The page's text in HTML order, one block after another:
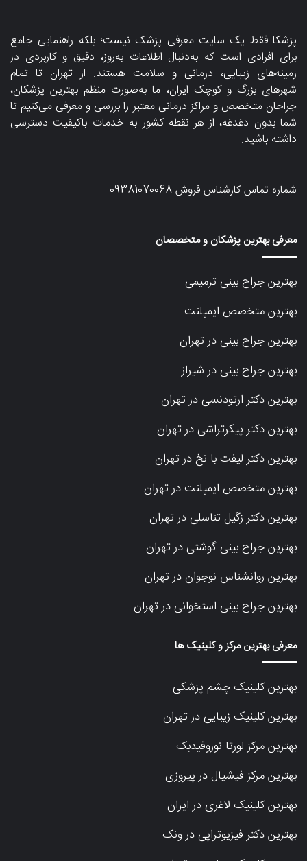
پزشکا فقط یک سایت معرفی پزشک نیست؛ بلکه راهنمایی جامع
برای افرادی است که به‌دنبال اطلاعات به‌روز، دقیق و کاربردی در
زمینه‌های زیبایی، درمانی و سلامت هستند. از تهران تا تمام
شهرهای بزرگ و کوچک ایران، ما به‌صورت منظم بهترین پزشکان،
جراحان متخصص و مراکز درمانی معتبر را بررسی و معرفی می‌کنیم تا
شما بدون دغدغه، از هر نقطه کشور به خدمات باکیفیت دسترسی
داشته باشید.
شماره تماس کارشناس فروش09381070068
معرفی بهترین پزشکان و متخصصان
بهترین جراح بینی ترمیمی
بهترین متخصص ایمپلنت
بهترین جراح بینی در تهران
بهترین جراح بینی در شیراز
بهترین دکتر ارتودنسی در تهران
بهترین دکتر پیکرتراشی در تهران
بهترین دکتر لیفت با نخ در تهران
بهترین متخصص ایمپلنت در تهران
بهترین دکتر زگیل تناسلی در تهران
بهترین جراح بینی گوشتی در تهران
بهترین روانشناس نوجوان در تهران
بهترین جراح بینی استخوانی در تهران
معرفی بهترین مرکز و کلینیک ها
بهترین کلینیک چشم پزشکی
بهترین کلینیک زیبایی در تهران
بهترین مرکز لورتا نوروفیدبک
بهترین مرکز فیشیال در پیروزی
بهترین کلینیک لاغری در ایران
بهترین دکتر فیزیوتراپی در ونک